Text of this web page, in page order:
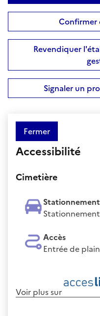
Confirmer
Revendiquer
Signaler un
Fermer
Accessibilité
Cimetière
Stationnement
Accès
Entrée de
Voir plus sur